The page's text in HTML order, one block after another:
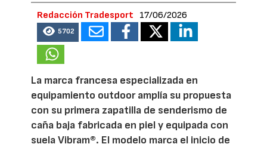
Redacción Tradesport 17/06/2026
5702
La marca francesa especializada en
equipamiento outdoor amplía su propuesta
con su primera zapatilla de senderismo de
caña baja fabricada en piel y equipada con
suela Vibram®. El modelo marca el inicio de